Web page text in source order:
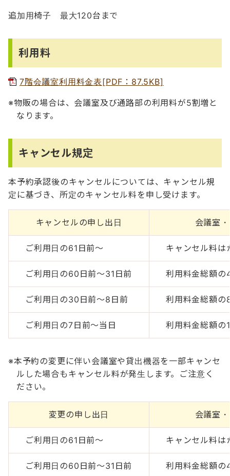
追加用椅子 最大120台まで
利用料
7階会議室利用料金表[PDF：87.5KB]
物販の場合は、会議室及び通路部の利用料が5割増と
なります。
キャンセル規定
本予約承認後のキャンセルについては、キャンセル規
定に基づき、所定のキャンセル料を申し受けます。
キャンセルの申し出日 会議室
ご利用日の61日前～ キャンセル料は
ご利用日の60日前～31日前 利用料金総額の
ご利用日の30日前～8日前 利用料金総額の
ご利用日の7日前～当日 利用料金総額の
本予約の変更に伴い会議室や貸出機器を一部キャンセ
ルした場合もキャンセル料が発生します。ご注意く
ださい。
変更の申し出日 会議室
ご利用日の61日前～ キャンセル料は
ご利用日の60日前～31日前 利用料金総額の